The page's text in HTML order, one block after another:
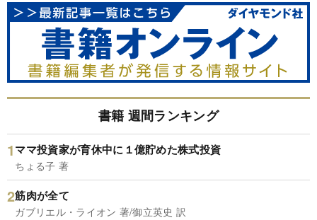
書籍 週間ランキング
ママ投資家が育休中に１億貯めた株式投資
ちょる子 著
筋肉が全て
ガブリエル・ライオン 著/御立英史 訳